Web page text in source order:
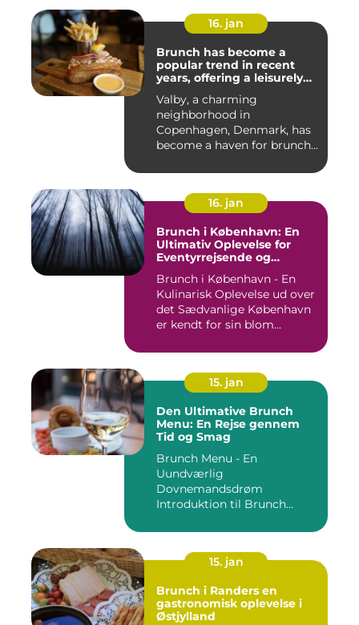
16. jan
Brunch has become a
popular trend in recent
years, offering a leisurely
the day
Valby, a charming
neighborhood in
Copenhagen, Denmark, has
become a haven for brunch
16. jan
Brunch i København: En
Ultimativ Oplevelse for
Eventyrrejsende og
Brunch i København - En
Kulinarisk Oplevelse ud over
det Sædvanlige København
er kendt for sin blom...
15. jan
Den Ultimative Brunch
Menu: En Rejse gennem
Tid og Smag
Brunch Menu - En
Uundværlig
Dovnemandsdrøm
Introduktion til Brunch
15. jan
Brunch i Randers en
gastronomisk oplevelse i
Østjylland